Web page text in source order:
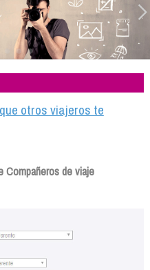
otros viajeros te
Compañeros de viaje